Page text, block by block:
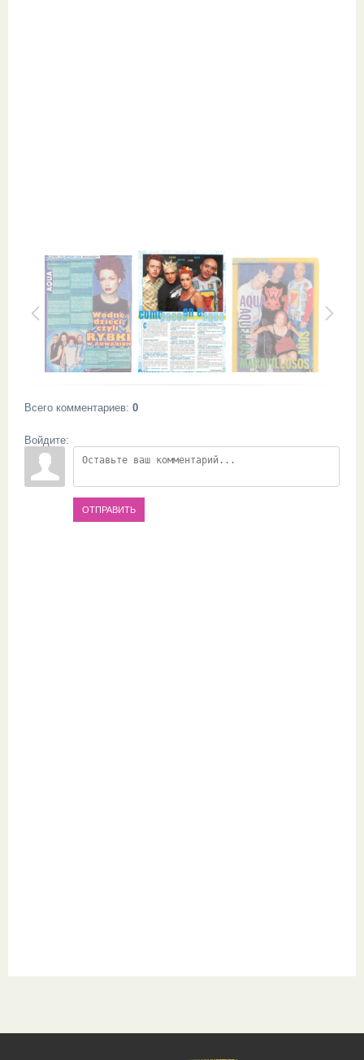
Всего комментариев: 0
Войдите:
ОТПРАВИТЬ